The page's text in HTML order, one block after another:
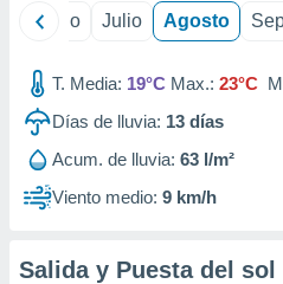
1199
Junio Julio Agosto
T. Media: 19°C Max.: 23°C
Días de lluvia: 13 días
Acum. de lluvia: 63 l/m²
Viento medio: 9 km/h
Salida y Puesta del sol